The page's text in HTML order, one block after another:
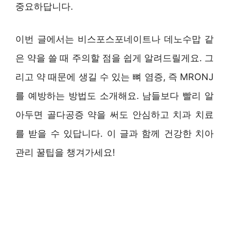
중요하답니다.
이번 글에서는 비스포스포네이트나 데노수맙 같
은 약을 쓸 때 주의할 점을 쉽게 알려드릴게요. 그
리고 약 때문에 생길 수 있는 뼈 염증, 즉 MRONJ
를 예방하는 방법도 소개해요. 남들보다 빨리 알
아두면 골다공증 약을 써도 안심하고 치과 치료
를 받을 수 있답니다. 이 글과 함께 건강한 치아
관리 꿀팁을 챙겨가세요!